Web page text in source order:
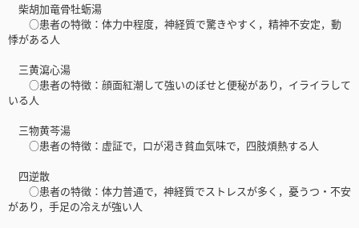
柴胡加竜骨牡蛎湯
○患者の特徴：体力中程度，神経質で驚きやすく，精神不安定，動
悸がある人
三黄瀉心湯
○患者の特徴：顔面紅潮して強いのぼせと便秘があり，イライラして
いる人
三物黄芩湯
○患者の特徴：虚証で，口が渇き貧血気味で，四肢煩熱する人
四逆散
○患者の特徴：体力普通で，神経質でストレスが多く，憂うつ・不安
があり，手足の冷えが強い人